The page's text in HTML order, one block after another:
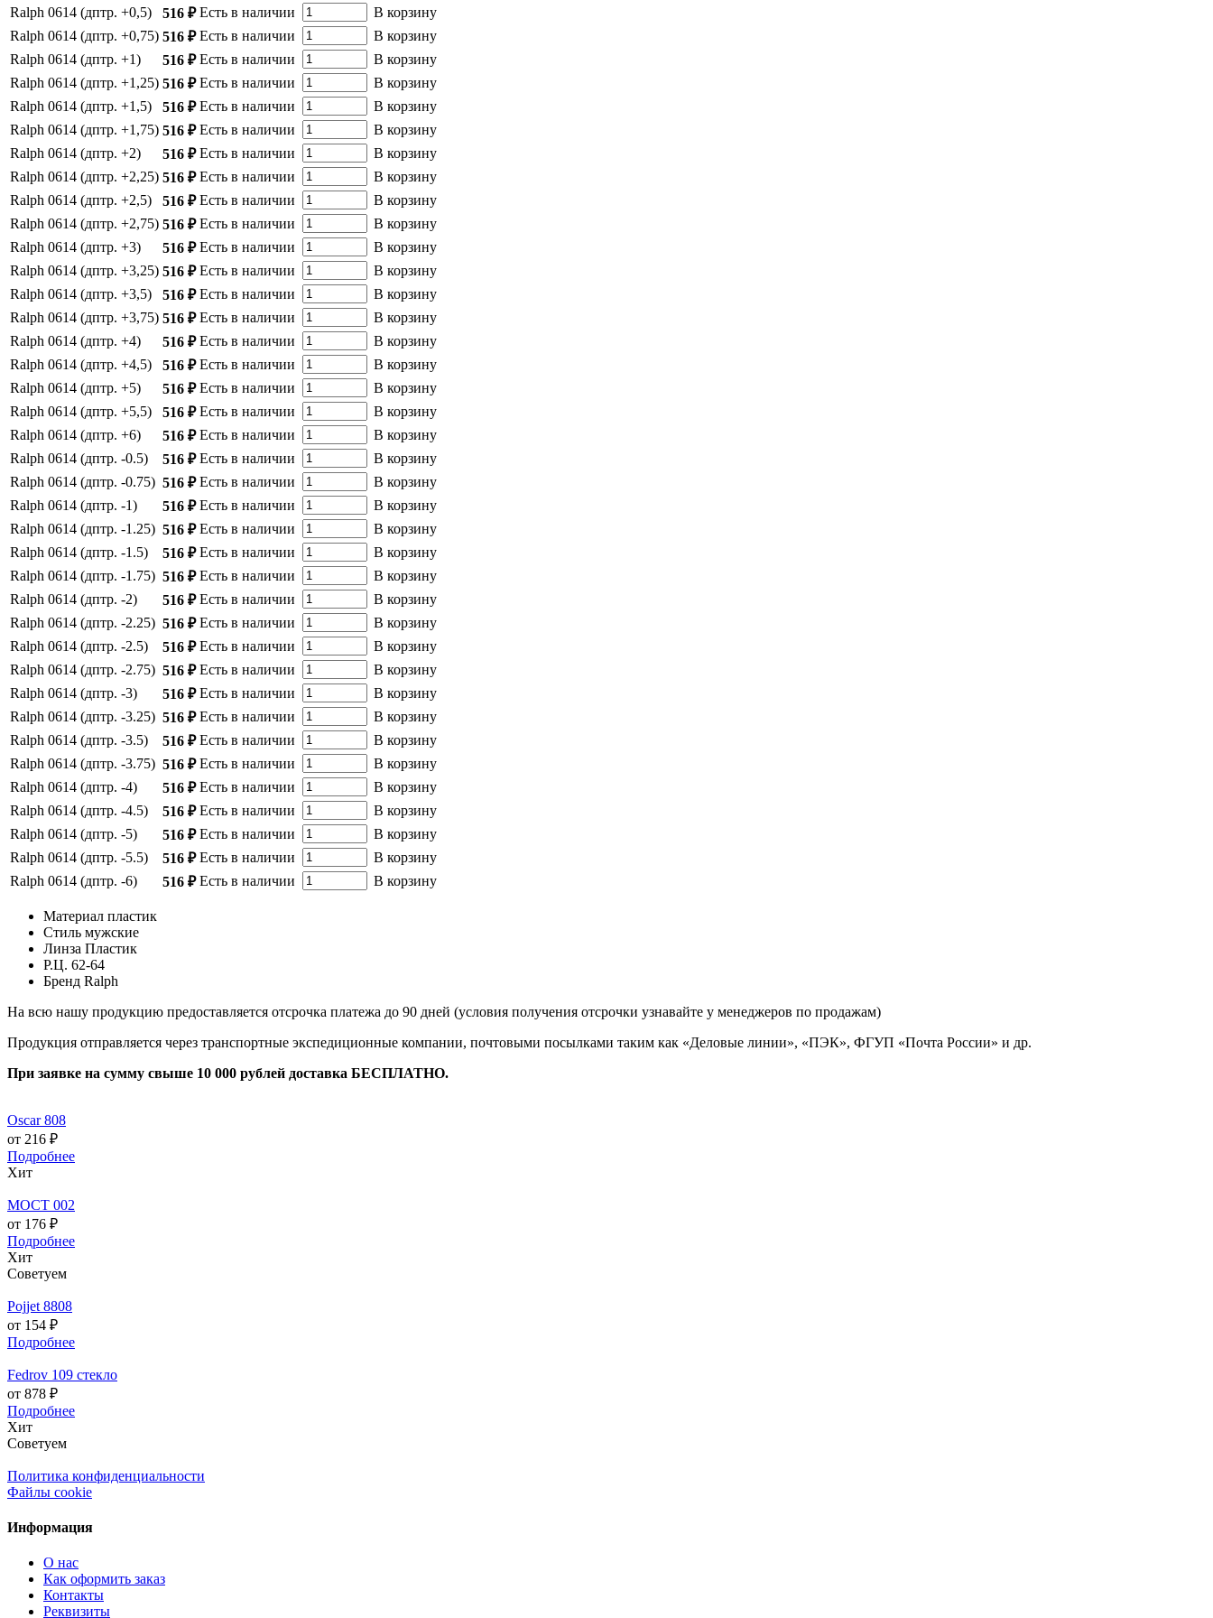
Ralph 0614 (дптр. +0,5)
516 ₽ Есть в наличии
В корзину
Ralph 0614 (дптр. +0,75) 516 ₽ Есть в наличии
В корзину
Ralph 0614 (дптр. +1)
516 ₽ Есть в наличии
В корзину
Ralph 0614 (дптр. +1,25) 516 ₽ Есть в наличии
В корзину
Ralph 0614 (дптр. +1,5)
516 ₽ Есть в наличии
В корзину
Ralph 0614 (дптр. +1,75) 516 ₽ Есть в наличии
В корзину
Ralph 0614 (дптр. +2)
516 ₽ Есть в наличии
В корзину
Ralph 0614 (дптр. +2,25) 516 ₽ Есть в наличии
В корзину
Ralph 0614 (дптр. +2,5)
516 ₽ Есть в наличии
В корзину
Ralph 0614 (дптр. +2,75) 516 ₽ Есть в наличии
В корзину
Ralph 0614 (дптр. +3)
516 ₽ Есть в наличии
В корзину
Ralph 0614 (дптр. +3,25) 516 ₽ Есть в наличии
В корзину
Ralph 0614 (дптр. +3,5)
516 ₽ Есть в наличии
В корзину
Ralph 0614 (дптр. +3,75) 516 ₽ Есть в наличии
В корзину
Ralph 0614 (дптр. +4)
516 ₽ Есть в наличии
В корзину
Ralph 0614 (дптр. +4,5)
516 ₽ Есть в наличии
В корзину
Ralph 0614 (дптр. +5)
516 ₽ Есть в наличии
В корзину
Ralph 0614 (дптр. +5,5)
516 ₽ Есть в наличии
В корзину
Ralph 0614 (дптр. +6)
516 ₽ Есть в наличии
В корзину
Ralph 0614 (дптр. -0.5)
516 ₽ Есть в наличии
В корзину
Ralph 0614 (дптр. -0.75) 516 ₽ Есть в наличии
В корзину
Ralph 0614 (дптр. -1)
516 ₽ Есть в наличии
В корзину
Ralph 0614 (дптр. -1.25) 516 ₽ Есть в наличии
В корзину
Ralph 0614 (дптр. -1.5)
516 ₽ Есть в наличии
В корзину
Ralph 0614 (дптр. -1.75) 516 ₽ Есть в наличии
В корзину
Ralph 0614 (дптр. -2)
516 ₽ Есть в наличии
В корзину
Ralph 0614 (дптр. -2.25) 516 ₽ Есть в наличии
В корзину
Ralph 0614 (дптр. -2.5)
516 ₽ Есть в наличии
В корзину
Ralph 0614 (дптр. -2.75) 516 ₽ Есть в наличии
В корзину
Ralph 0614 (дптр. -3)
516 ₽ Есть в наличии
В корзину
Ralph 0614 (дптр. -3.25) 516 ₽ Есть в наличии
В корзину
Ralph 0614 (дптр. -3.5)
516 ₽ Есть в наличии
В корзину
Ralph 0614 (дптр. -3.75) 516 ₽ Есть в наличии
В корзину
Ralph 0614 (дптр. -4)
516 ₽ Есть в наличии
В корзину
Ralph 0614 (дптр. -4.5)
516 ₽ Есть в наличии
В корзину
Ralph 0614 (дптр. -5)
516 ₽ Есть в наличии
В корзину
Ralph 0614 (дптр. -5.5)
516 ₽ Есть в наличии
В корзину
Ralph 0614 (дптр. -6)
516 ₽ Есть в наличии В корзину
Материал пластик
Стиль мужские
Линза Пластик
Р.Ц. 62-64
Бренд Ralph
На всю нашу продукцию предоставляется отсрочка платежа до 90 дней (условия получения отсрочки узнавайте у менеджеров по продажам)
Продукция отправляется через транспортные экспедиционные компании, почтовыми посылками таким как «Деловые линии», «ПЭК», ФГУП «Почта России» и др.
При заявке на сумму свыше 10 000 рублей доставка БЕСПЛАТНО.
Oscar 808
от 216 ₽
Подробнее
Хит
МОСТ 002
от 176 ₽
Подробнее
Хит
Советуем
Pojjet 8808
от 154 ₽
Подробнее
Fedrov 109 стекло
от 878 ₽
Подробнее
Хит
Советуем
Политика конфиденциальности
Файлы cookie
Информация
О нас
Как оформить заказ
Контакты
Реквизиты